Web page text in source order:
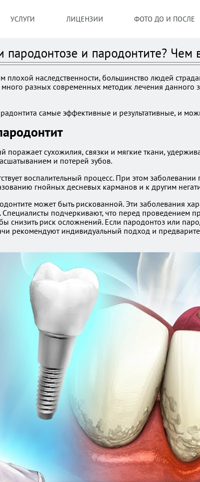
УСЛУГИ ЛИЦЕНЗИИ ФОТО ДО И ПОСЛЕ
и пародонтите? Чем
наследственности, большинство людей
разных современных методик лечения данного
самые эффективные и результативные, и
сухожилия, связки и мягкие ткани,
и потерей зубов.
воспалительный процесс. При этом
гнойных десневых карманов и к другим
может быть рискованной. Эти заболевания
Специалисты подчеркивают, что перед проведением
снизить риск осложнений. Если пародонтоз или
рекомендуют индивидуальный подход и